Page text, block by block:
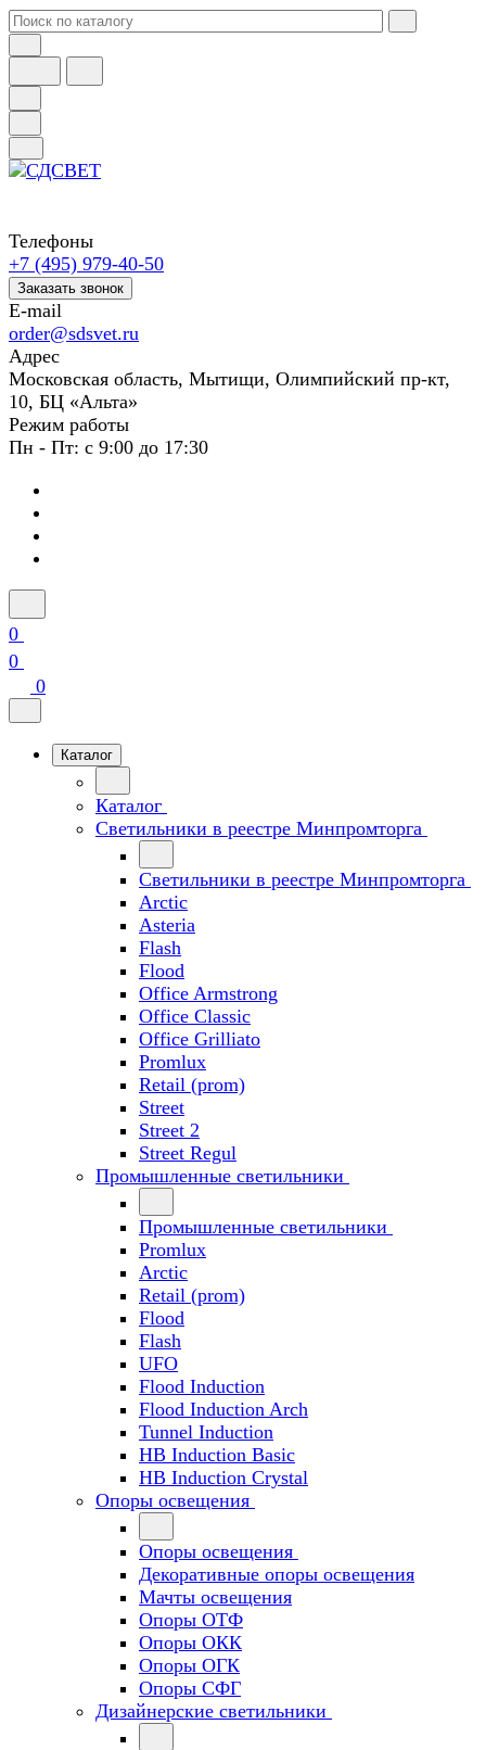
Телефоны
+7 (495) 979-40-50
Заказать звонок
E-mail
order@sdsvet.ru
Адрес
Московская область, Мытищи, Олимпийский пр-кт,
10, БЦ «Альта»
Режим работы
Пн - Пт: с 9:00 до 17:30
0
0
0
Каталог
Каталог
Светильники в реестре Минпромторга
Светильники в реестре Минпромторга
Arctic
Asteria
Flash
Flood
Office Armstrong
Office Classic
Office Grilliato
Promlux
Retail (prom)
Street
Street 2
Street Regul
Промышленные светильники
Промышленные светильники
Promlux
Arctic
Retail (prom)
Flood
Flash
UFO
Flood Induction
Flood Induction Arch
Tunnel Induction
HB Induction Basic
HB Induction Crystal
Опоры освещения
Опоры освещения
Декоративные опоры освещения
Мачты освещения
Опоры ОТФ
Опоры ОКК
Опоры ОГК
Опоры СФГ
Дизайнерские светильники